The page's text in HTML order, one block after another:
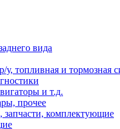
вида
у, топливная и тормозная
и т.д.
прочее
запчасти, комплектующие